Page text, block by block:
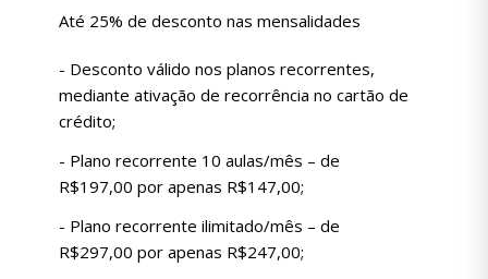
Até 25% de desconto nas mensalidades
- Desconto válido nos planos recorrentes,
mediante ativação de recorrência no cartão de
crédito;
- Plano recorrente 10 aulas/mês – de
R$197,00 por apenas R$147,00;
- Plano recorrente ilimitado/mês – de
R$297,00 por apenas R$247,00;